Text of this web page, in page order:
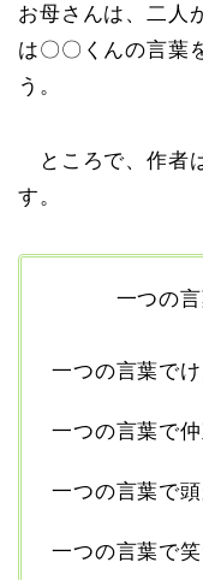
お母さんは、二人
は〇〇くんの言葉
う。
ところで、作者
す。
一つの言
一つの言葉でけ
一つの言葉で仲
一つの言葉で頭
一つの言葉で笑